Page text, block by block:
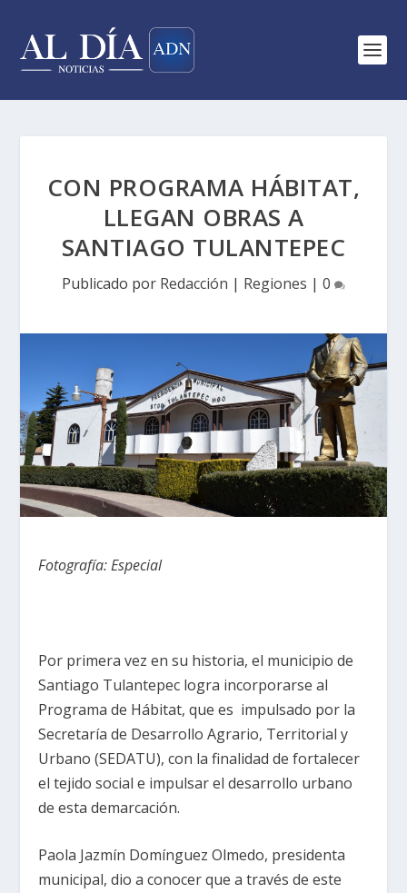
CON PROGRAMA HÁBITAT,
LLEGAN OBRAS A
SANTIAGO TULANTEPEC
Publicado por Redacción | Regiones | 0
Fotografía: Especial
Por primera vez en su historia, el municipio de
Santiago Tulantepec logra incorporarse al
Programa de Hábitat, que es impulsado por la
Secretaría de Desarrollo Agrario, Territorial y
Urbano (SEDATU), con la finalidad de fortalecer
el tejido social e impulsar el desarrollo urbano
de esta demarcación.
Paola Jazmín Domínguez Olmedo, presidenta
municipal, dio a conocer que a través de este